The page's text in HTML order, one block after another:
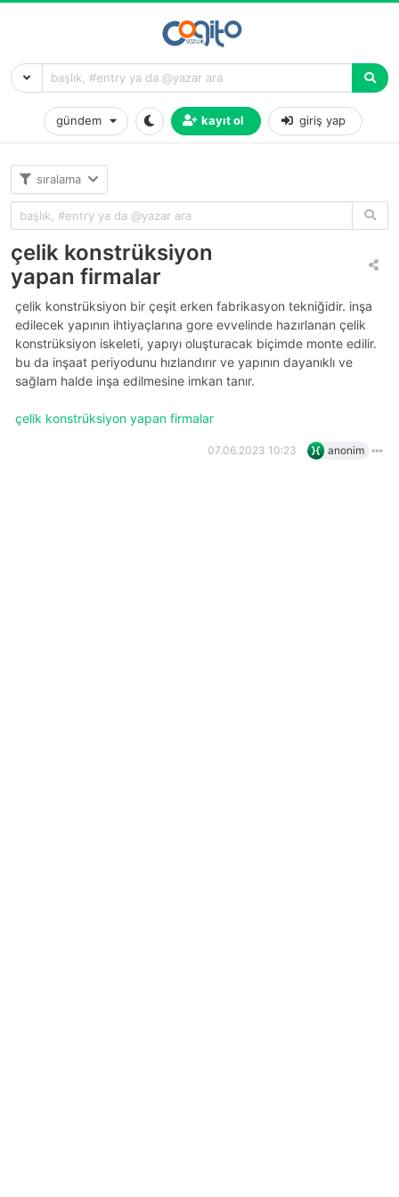
gündem kayıt ol giriş yap
sıralama
çelik konstrüksiyon
yapan firmalar
çelik konstrüksiyon bir çeşit erken fabrikasyon tekniğidir. i̇nşa
edilecek yapının ihtiyaçlarına gore evvelinde hazırlanan çelik
konstrüksiyon iskeleti, yapıyı oluşturacak biçimde monte edilir.
bu da inşaat periyodunu hızlandırır ve yapının dayanıklı ve
sağlam halde inşa edilmesine imkan tanır.
çelik konstrüksiyon yapan firmalar
07.06.2023 10:23 anonim